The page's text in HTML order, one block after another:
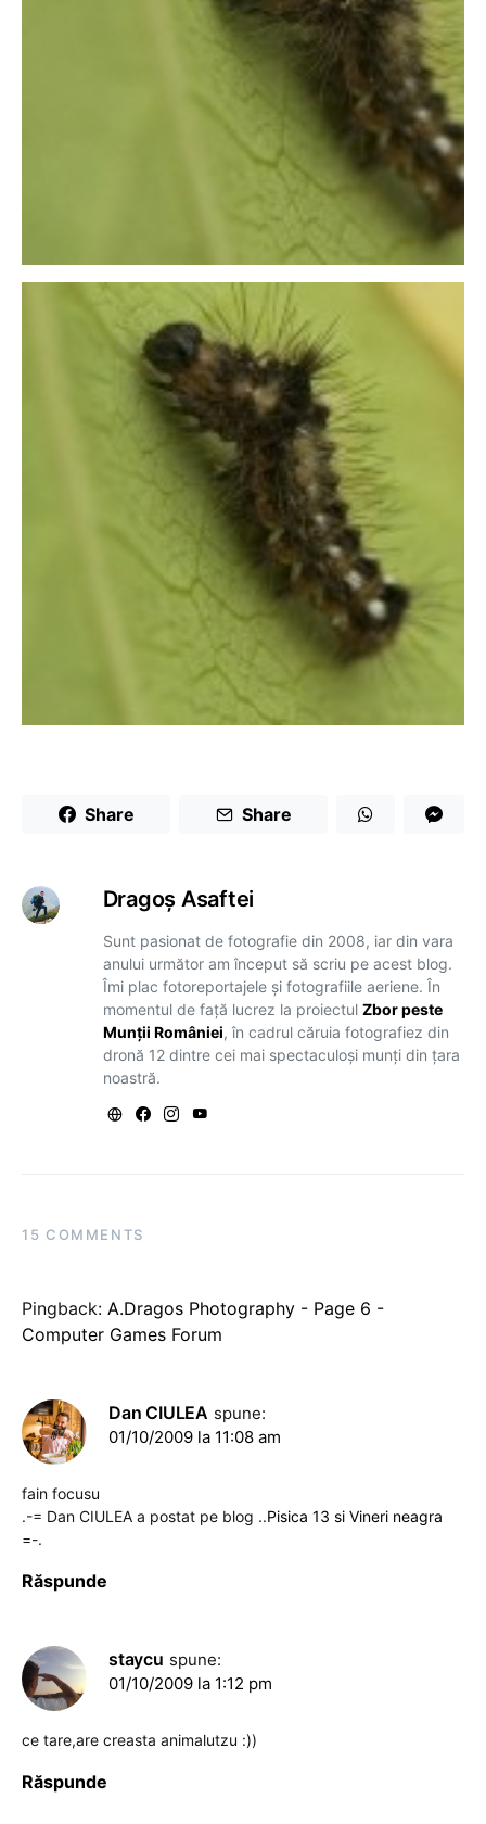
Share Share
Dragoş Asaftei
Sunt pasionat de fotografie din 2008, iar din vara
anului următor am început să scriu pe acest blog.
Îmi plac fotoreportajele și fotografiile aeriene. În
momentul de față lucrez la proiectul Zbor peste
Munții României, în cadrul căruia fotografiez din
dronă 12 dintre cei mai spectaculoși munți din țara
noastră.
15 COMMENTS
Pingback: A.Dragos Photography - Page 6 -
Computer Games Forum
Dan CIULEA spune:
01/10/2009 la 11:08 am
fain focusu
.-= Dan CIULEA a postat pe blog ..Pisica 13 si Vineri neagra
=-.
Răspunde
staycu spune:
01/10/2009 la 1:12 pm
ce tare,are creasta animalutzu :))
Răspunde